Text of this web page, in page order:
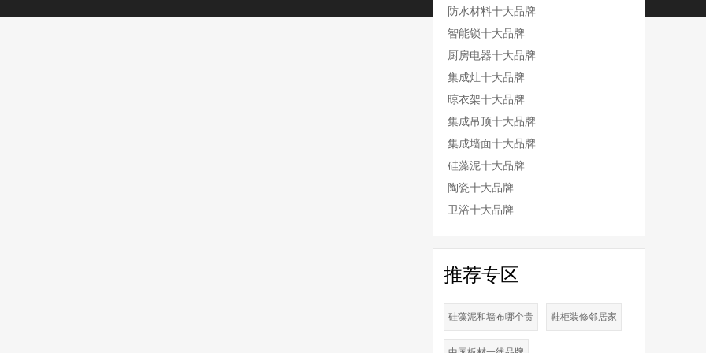
上醒来，都会面临一件重要的事情：今天穿什么？快把《暖暖环游世界：新篇
防水材料十大品牌
智能锁十大品牌
厨房电器十大品牌
集成灶十大品牌
晾衣架十大品牌
集成吊顶十大品牌
集成墙面十大品牌
硅藻泥十大品牌
陶瓷十大品牌
卫浴十大品牌
推荐专区
硅藻泥和墙布哪个贵 鞋柜装修邻居家